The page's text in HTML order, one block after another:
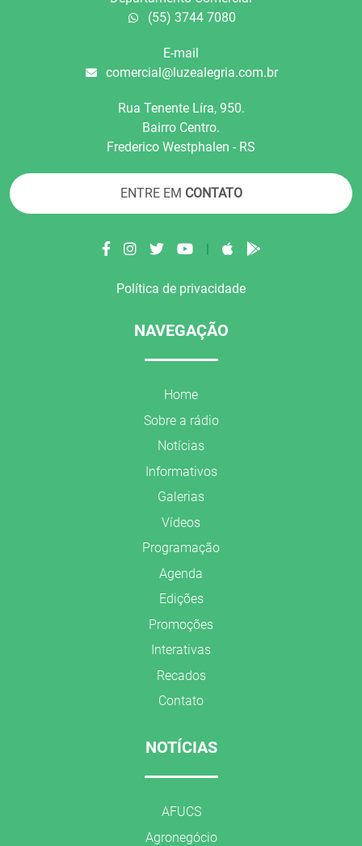
(55) 3744 7080
E-mail
comercial@luzealegria.com.br
Rua Tenente Líra, 950.
Bairro Centro.
Frederico Westphalen - RS
ENTRE EM CONTATO
|
Política de privacidade
NAVEGAÇÃO
Home
Sobre a rádio
Notícias
Informativos
Galerias
Vídeos
Programação
Agenda
Edições
Promoções
Interativas
Recados
Contato
NOTÍCIAS
AFUCS
Agronegócio